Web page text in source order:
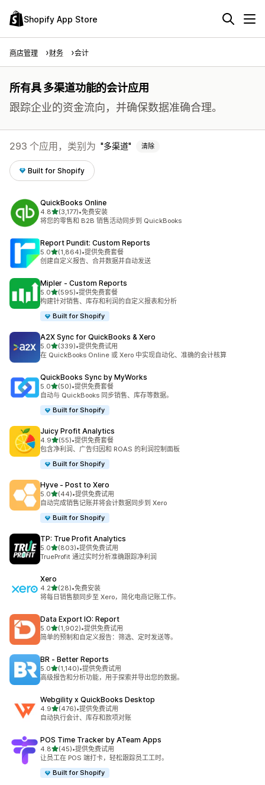
Shopify App Store
商店管理 财务 会计
所有具 多渠道功能的会计应用
跟踪企业的资金流向，并确保数据准确合理。
293 个应用，类别为 多渠道 清除
Built for Shopify
QuickBooks Online
4.8星（满分 5 星）
(3,177)
总共 3177 条评论
•免费安装
将您的零售和 B2B 销售活动同步到 QuickBooks
Report Pundit: Custom Reports
5.0星（满分 5 星）
(1,864)
总共 1864 条评论
•提供免费套餐
创建自定义报告、合并数据并自动发送
Mipler ‑ Custom Reports
5.0星（满分 5 星）
(595)
总共 595 条评论
•提供免费套餐
构建针对销售、库存和利润的自定义报表和分析
Built for Shopify
A2X Sync for QuickBooks & Xero
5.0星（满分 5 星）
(339)
总共 339 条评论
•提供免费试用
在 QuickBooks Online 或 Xero 中实现自动化、准确的会计核算
QuickBooks Sync by MyWorks
5.0星（满分 5 星）
(50)
总共 50 条评论
•提供免费套餐
自动与 QuickBooks 同步销售、库存等数据。
Built for Shopify
Juicy Profit Analytics
4.9星（满分 5 星）
(55)
总共 55 条评论
•提供免费套餐
包含净利润、广告归因和 ROAS 的利润控制面板
Built for Shopify
Hyve ‑ Post to Xero
5.0星（满分 5 星）
(44)
总共 44 条评论
•提供免费试用
自动完成销售记账并将会计数据同步到 Xero
Built for Shopify
TP: True Profit Analytics
5.0星（满分 5 星）
(803)
总共 803 条评论
•提供免费试用
TrueProfit 通过实时分析准确跟踪净利润
Xero
4.2星（满分 5 星）
(28)
总共 28 条评论
•免费安装
将每日销售额同步至 Xero，简化电商记账工作。
Data Export IO: Report
5.0星（满分 5 星）
(1,902)
总共 1902 条评论
•提供免费试用
简单的预制和自定义报告：筛选、定时发送等。
BR ‑ Better Reports
5.0星（满分 5 星）
(1,140)
总共 1140 条评论
•提供免费试用
高级报告和分析功能，用于探索并导出您的数据。
Webgility x QuickBooks Desktop
4.9星（满分 5 星）
(476)
总共 476 条评论
•提供免费试用
自动执行会计、库存和款项对账
POS Time Tracker by ATeam Apps
4.8星（满分 5 星）
(45)
总共 45 条评论
•提供免费试用
让员工在 POS 端打卡，轻松跟踪员工工时。
Built for Shopify